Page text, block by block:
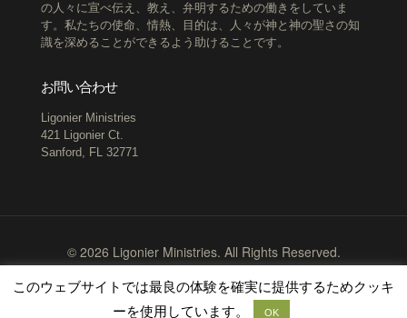
の人々に宣べ伝え、教え、弁明するための働きをしていま
す。私たちの使命、情熱、目的は、人々が神と神の聖さの知
識を深めることができるよう助けることです。
お問い合わせ
Ligonier Ministries
421 Ligonier Ct.
Sanford, FL 32771
© 2026 Ligonier Ministries. All Rights Reserved.
Terms of Use
Copyright Policy Privacy Policy
このウェブサイトでは最良の体験を確実に提供するためクッキ
ーを使用しています。
OK